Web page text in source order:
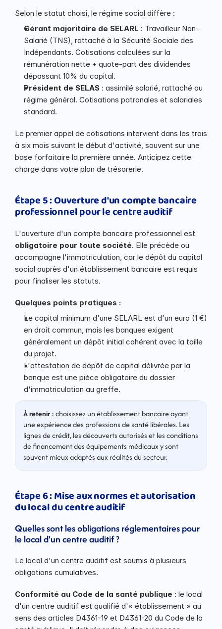
Selon le statut choisi, le régime social diffère :
Gérant majoritaire de SELARL : Travailleur Non-
Salarié (TNS), rattaché à la Sécurité Sociale des
Indépendants. Cotisations calculées sur la
rémunération nette + quote-part des dividendes
dépassant 10% du capital.
Président de SELAS : assimilé salarié, rattaché au
régime général. Cotisations patronales et salariales
standard.
Le premier appel de cotisations intervient dans les trois
à six mois suivant le début d'activité, souvent sur une
base forfaitaire la première année. Anticipez cette
charge dans votre plan de trésorerie.
Étape 5 : Ouverture d'un compte bancaire
professionnel pour le centre auditif
obligatoire pour toute société. Elle précède ou
accompagne l'immatriculation, car le dépôt du capital
social auprès d'un établissement bancaire est requis
pour finaliser les statuts.
Quelques points pratiques :
Le capital minimum d'une SELARL est d'un euro (1 €)
en droit commun, mais les banques exigent
généralement un dépôt initial cohérent avec la taille
du projet.
L'attestation de dépôt de capital délivrée par la
banque est une pièce obligatoire du dossier
d'immatriculation au greffe.
À retenir : choisissez un établissement bancaire ayant
une expérience des professions de santé libérales. Les
lignes de crédit, les découverts autorisés et les conditions
de financement des équipements médicaux y sont
souvent mieux adaptés aux réalités du secteur.
Étape 6 : Mise aux normes et autorisation
du local du centre auditif
Quelles sont les obligations réglementaires pour
le local d'un centre auditif ?
Le local d'un centre auditif est soumis à plusieurs
obligations cumulatives.
Conformité au Code de la santé publique : le local
d'un centre auditif est qualifié d'« établissement » au
sens des articles D4361-19 et D4361-20 du Code de la